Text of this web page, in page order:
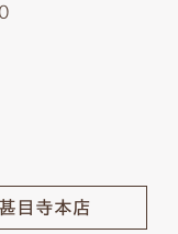
目寺本店